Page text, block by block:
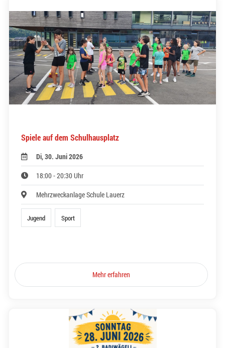
Spiele auf dem Schulhausplatz
Di, 30. Juni 2026
18:00 - 20:30 Uhr
Mehrzweckanlage Schule Lauerz
Jugend Sport
Mehr erfahren